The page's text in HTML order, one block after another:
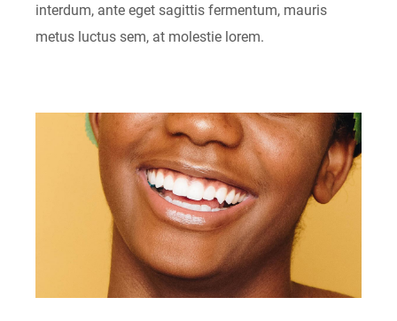
interdum, ante eget sagittis fermentum, mauris
metus luctus sem, at molestie lorem.